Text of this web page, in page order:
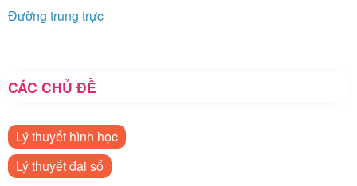
Đường trung trực
CÁC CHỦ ĐỀ
Lý thuyết hình học
Lý thuyết đại số